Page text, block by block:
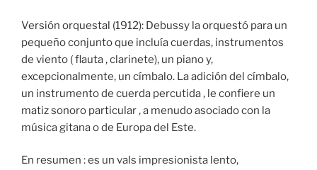
Versión orquestal (1912): Debussy la orquestó para un
pequeño conjunto que incluía cuerdas, instrumentos
de viento ( flauta , clarinete), un piano y,
excepcionalmente, un címbalo. La adición del címbalo,
un instrumento de cuerda percutida , le confiere un
matiz sonoro particular , a menudo asociado con la
música gitana o de Europa del Este.
En resumen : es un vals impresionista lento,